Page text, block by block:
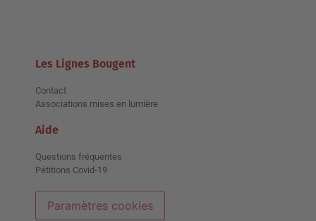
Les Lignes Bougent
Contact
Associations mises en lumière
Aide
Questions fréquentes
Pétitions Covid-19
Paramètres cookies